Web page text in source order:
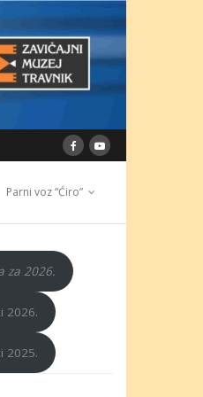
Parni voz “Ćiro”
za 2026.
2026.
2025.